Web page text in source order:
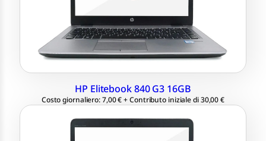
HP Elitebook 840 G3 16GB
Costo giornaliero: 7,00 € + Contributo iniziale di 30,00 €
SSD 256 GB M.2
Windows 11 Professional 64 bit
LCD 14.1″ 1920×1080 Full HD